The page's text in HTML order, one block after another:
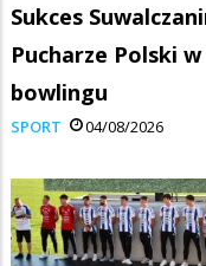
Sukces
Pucharze Polski w
bowlingu
SPORT 04/08/2026